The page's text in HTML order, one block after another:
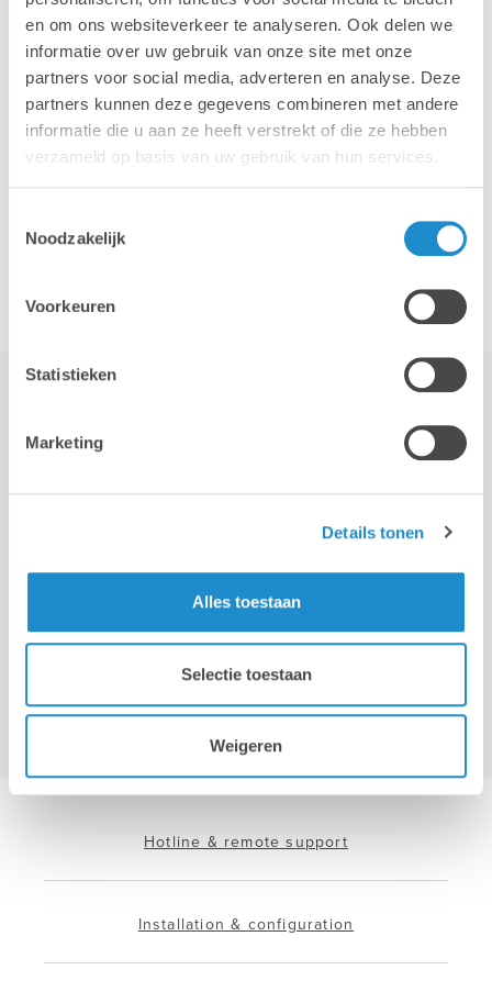
en om ons websiteverkeer te analyseren. Ook delen we
informatie over uw gebruik van onze site met onze
partners voor social media, adverteren en analyse. Deze
partners kunnen deze gegevens combineren met andere
informatie die u aan ze heeft verstrekt of die ze hebben
verzameld op basis van uw gebruik van hun services.
Noodzakelijk
Voorkeuren
Statistieken
Marketing
Details tonen
Alles toestaan
Selectie toestaan
Weigeren
iPhone iPad
notre newsletter mensuelle. Nous ne transmettons pas cette
adresse à des tiers et la conserverons tant que vous ne vous
Hotline & remote support
Installation & configuration